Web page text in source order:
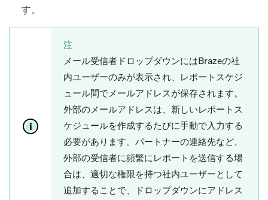
す。
注
メール受信者 ドロップダウンにはBrazeの社
内ユーザーのみが表示され、レポートスケジ
ュール間でメールアドレスが保存されます。
外部のメールアドレスは、新しいレポートス
ケジュールを作成するたびに手動で入力する
必要があります。パートナーの連絡先など、
外部の受信者に頻繁にレポートを送信する場
合は、適切な権限を持つ社内ユーザーとして
追加することで、ドロップダウンにアドレス